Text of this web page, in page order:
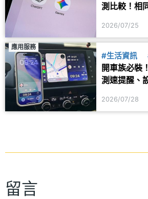
測比較！相
2026/07/25
應用服務
#生活資訊
開車族必裝
測速提醒、
2026/07/28
留言